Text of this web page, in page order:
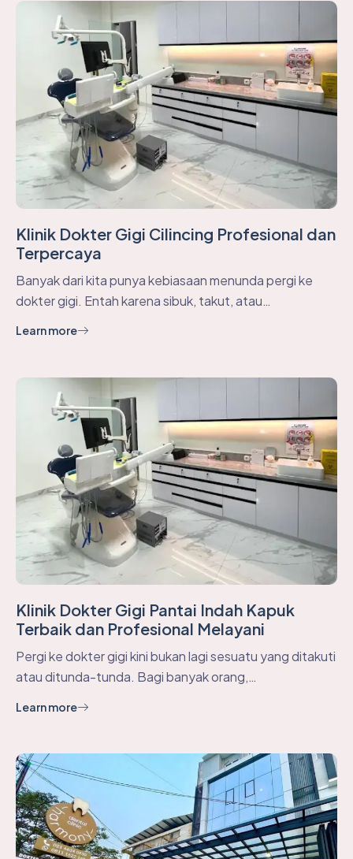
Klinik Dokter Gigi Cilincing Profesional dan
Terpercaya
Banyak dari kita punya kebiasaan menunda pergi ke
dokter gigi. Entah karena sibuk, takut, atau…
Learn more
Klinik Dokter Gigi Pantai Indah Kapuk
Terbaik dan Profesional Melayani
Pergi ke dokter gigi kini bukan lagi sesuatu yang ditakuti
atau ditunda-tunda. Bagi banyak orang,…
Learn more